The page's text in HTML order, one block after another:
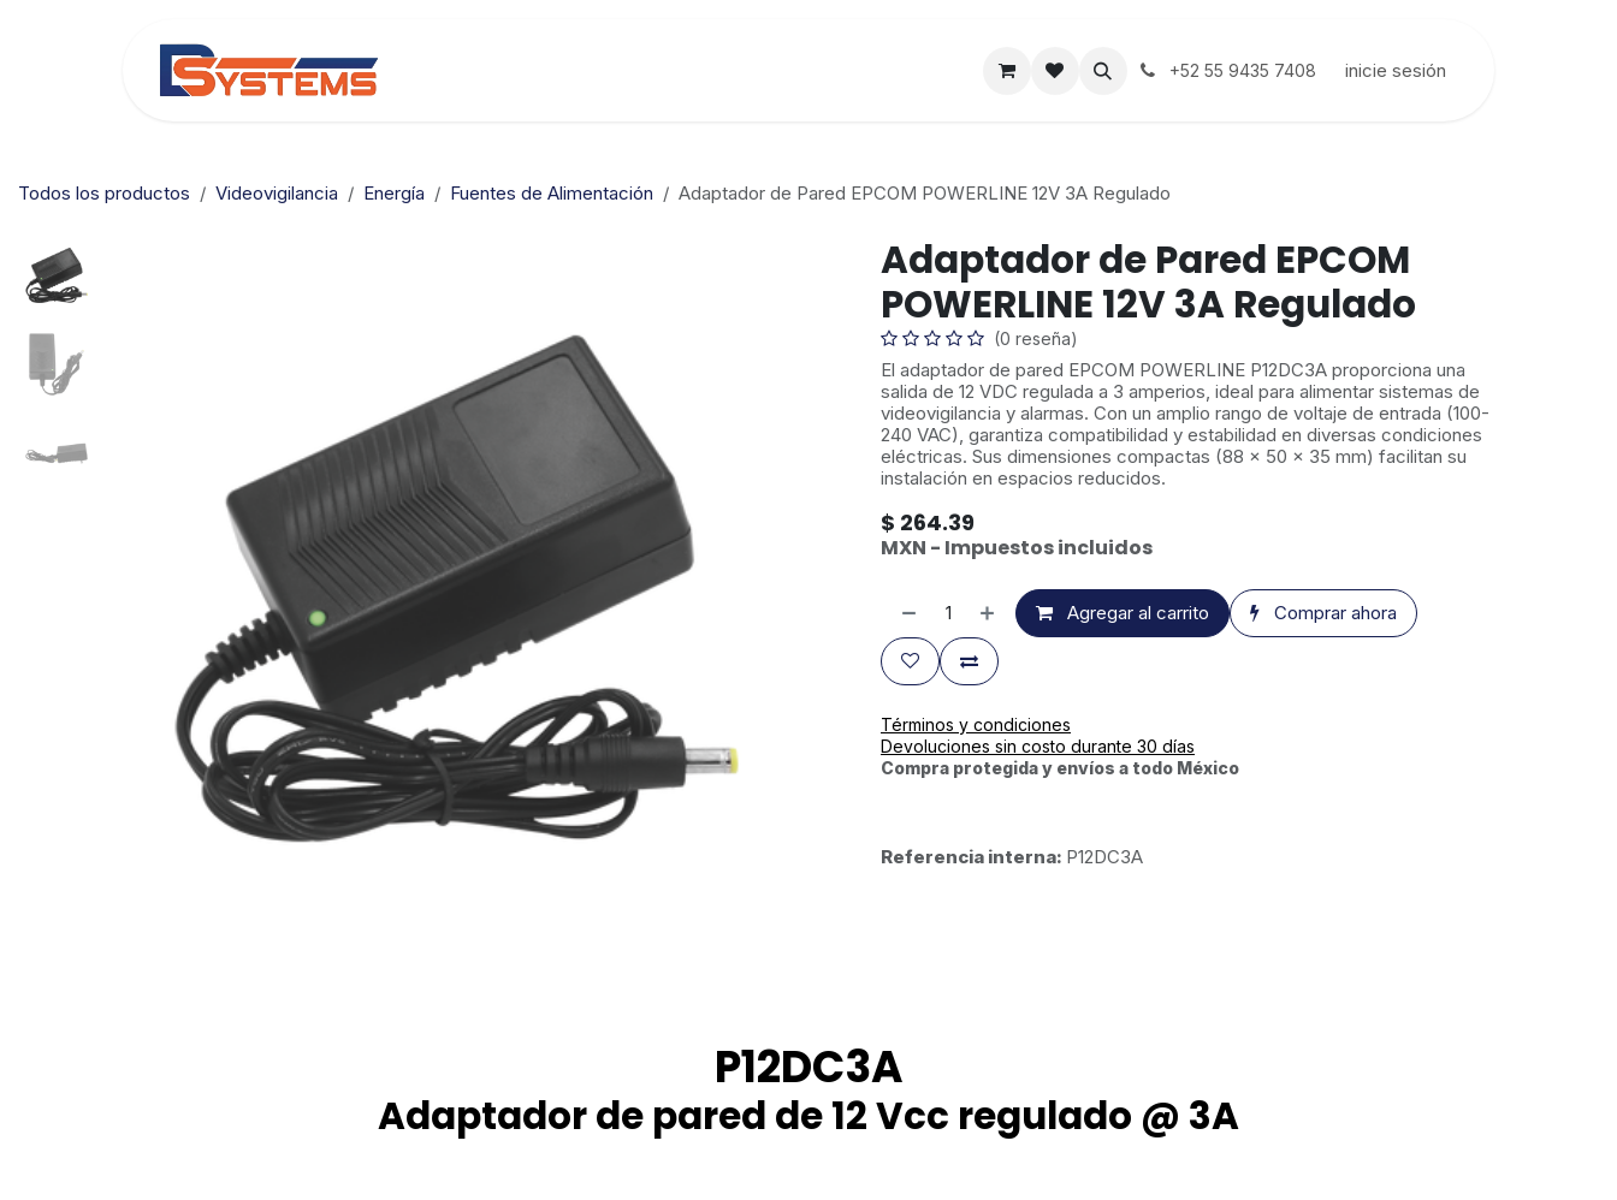
+52 55 9435 7408 inicie sesión
Todos los productos Videovigilancia Energía Fuentes de Alimentación Adaptador de Pared EPCOM POWERLINE 12V 3A Regulado
Adaptador de Pared EPCOM
POWERLINE 12V 3A Regulado
(0 reseña)
El adaptador de pared EPCOM POWERLINE P12DC3A proporciona una
salida de 12 VDC regulada a 3 amperios, ideal para alimentar sistemas de
videovigilancia y alarmas. Con un amplio rango de voltaje de entrada (100-
240 VAC), garantiza compatibilidad y estabilidad en diversas condiciones
eléctricas. Sus dimensiones compactas (88 x 50 x 35 mm) facilitan su
instalación en espacios reducidos.
$ 264.39
MXN - Impuestos incluidos
Agregar al carrito Comprar ahora
Términos y condiciones
Devoluciones sin costo durante 30 días
Compra protegida y envíos a todo México
Referencia interna: P12DC3A
P12DC3A
Adaptador de pared de 12 Vcc regulado @ 3A